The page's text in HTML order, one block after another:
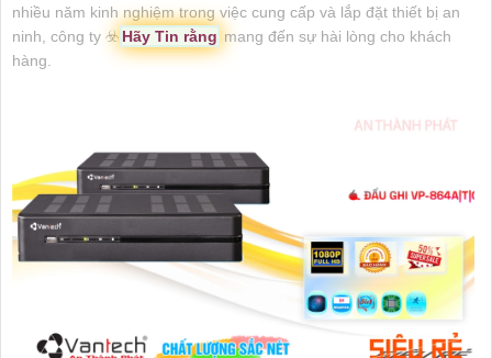
nhiều năm kinh nghiệm trong việc cung cấp và lắp đặt thiết bị an
ninh, công ty ☣️ Hãy Tin rằng mang đến sự hài lòng cho khách
hàng.